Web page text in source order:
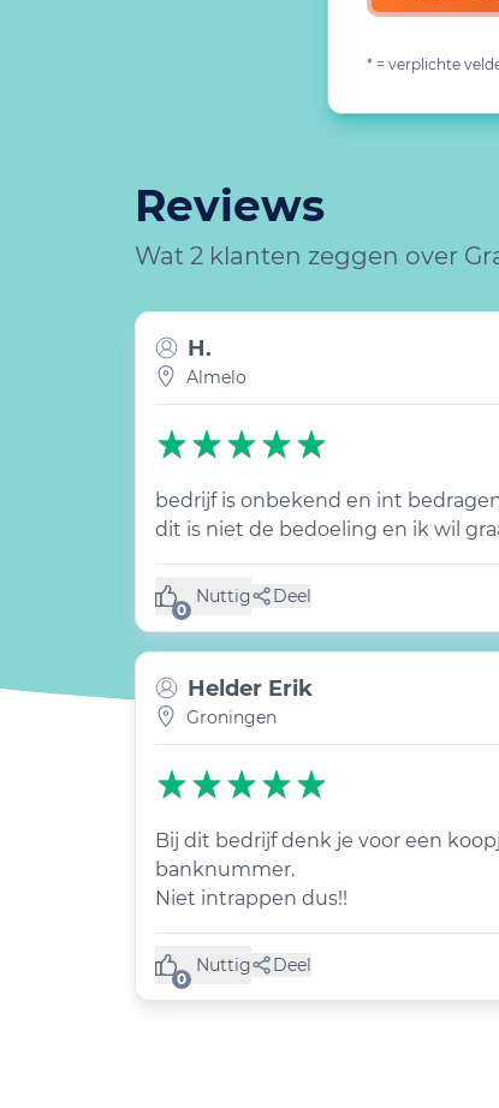
* = verplichte
Reviews
Wat 2 klanten zeggen over
H.
Almelo
bedrijf is onbekend en int
dit is niet de bedoeling en ik wil
0
Nuttig
(0 like) Deel
Helder Erik
Groningen
Bij dit bedrijf denk je voor een
banknummer.
Niet intrappen dus!!
0
Nuttig
(0 like) Deel